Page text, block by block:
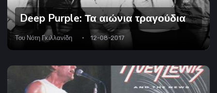
Deep Purple: Τα αιώνια τραγούδια
Του Νότη Γκιλλανίδη 12-08-2017